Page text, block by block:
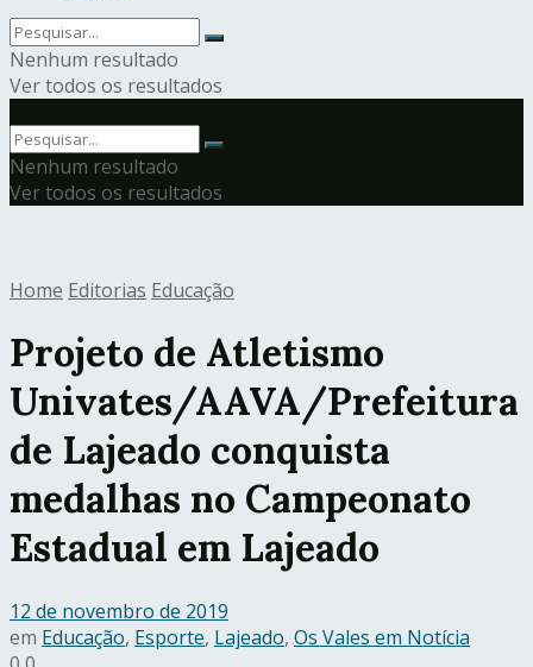
Nenhum resultado
Ver todos os resultados
Nenhum resultado
Ver todos os resultados
Home Editorias Educação
Projeto de Atletismo
Univates/AAVA/Prefeitura
de Lajeado conquista
medalhas no Campeonato
Estadual em Lajeado
12 de novembro de 2019
em Educação, Esporte, Lajeado, Os Vales em Notícia